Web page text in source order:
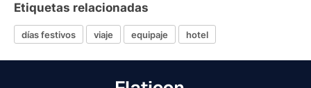
Etiquetas relacionadas
días festivos viaje equipaje hotel